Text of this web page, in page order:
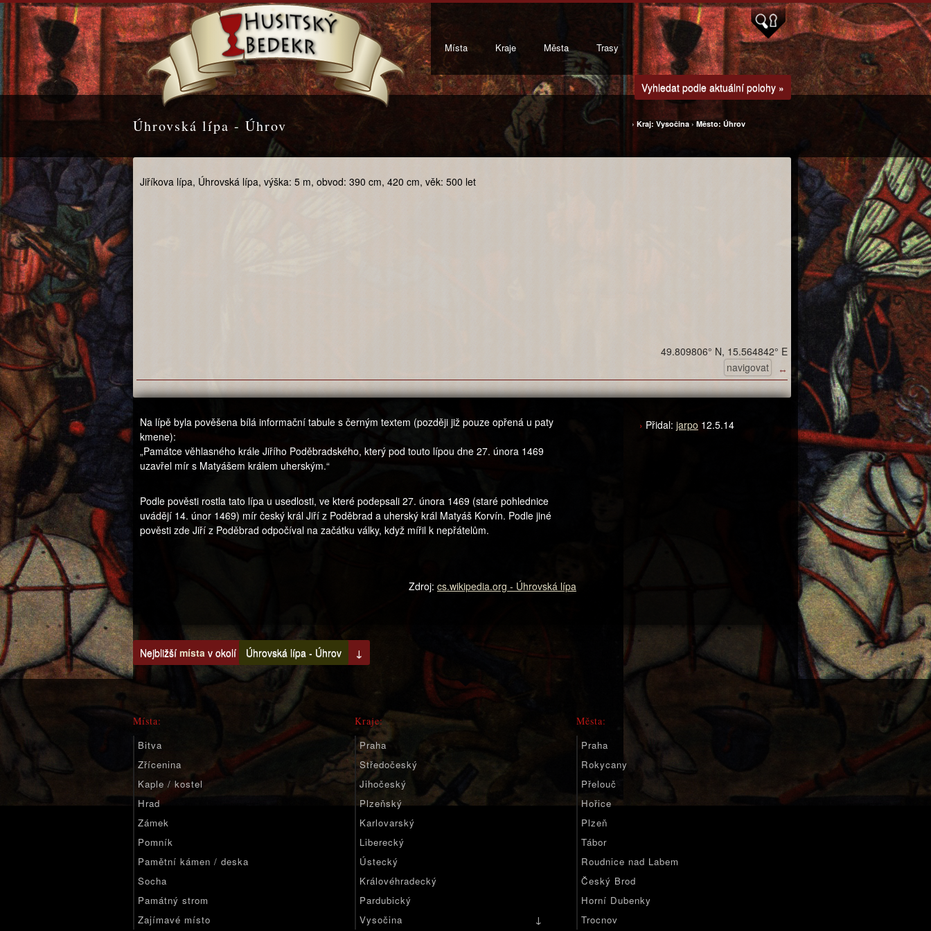
Místa Kraje Města Trasy
Vyhledat podle aktuální polohy »
Úhrovská lípa - Úhrov › Kraj: Vysočina ›Město: Úhrov
Jiříkova lípa, Úhrovská lípa, výška: 5 m, obvod: 390 cm, 420 cm, věk: 500 let
↔
49.809806° N, 15.564842° E
navigovat
Na lípě byla pověšena bílá informační tabule s černým textem (později již pouze opřená u paty
kmene):
„Památce věhlasného krále Jiřího Poděbradského, který pod touto lípou dne 27. února 1469
uzavřel mír s Matyášem králem uherským.“
Podle pověsti rostla tato lípa u usedlosti, ve které podepsali 27. února 1469 (staré pohlednice
uvádějí 14. únor 1469) mír český král Jiří z Poděbrad a uherský král Matyáš Korvín. Podle jiné
pověsti zde Jiří z Poděbrad odpočíval na začátku války, když mířil k nepřátelům.
Zdroj: cs.wikipedia.org - Úhrovská lípa
Přidal: jarpo 12.5.14
Nejbližší místa v okolí Úhrovská lípa - Úhrov ↓
Místa:
Bitva
Zřícenina
Kaple / kostel
Hrad
Zámek
Pomník
Pamětní kámen / deska
Socha
Památný strom
Zajímavé místo
Kraje:
Praha
Středočeský
Jihočeský
Plzeňský
Karlovarský
Liberecký
Ústecký
Královéhradecký
Pardubický
Vysočina
↓
Města:
Praha
Rokycany
Přelouč
Hořice
Plzeň
Tábor
Roudnice nad Labem
Český Brod
Horní Dubenky
Trocnov